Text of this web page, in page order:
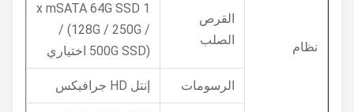
القرص
الصلب
1 x mSATA 64G SSD
/ (128G / 250G /
500G SSD) اختياري
الرسومات